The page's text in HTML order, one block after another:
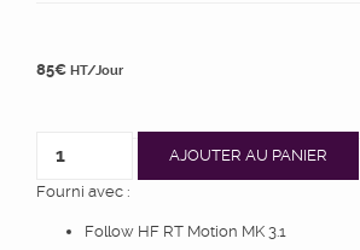
85€ HT/Jour
AJOUTER AU PANIER
Fourni avec :
Follow HF RT Motion MK 3.1